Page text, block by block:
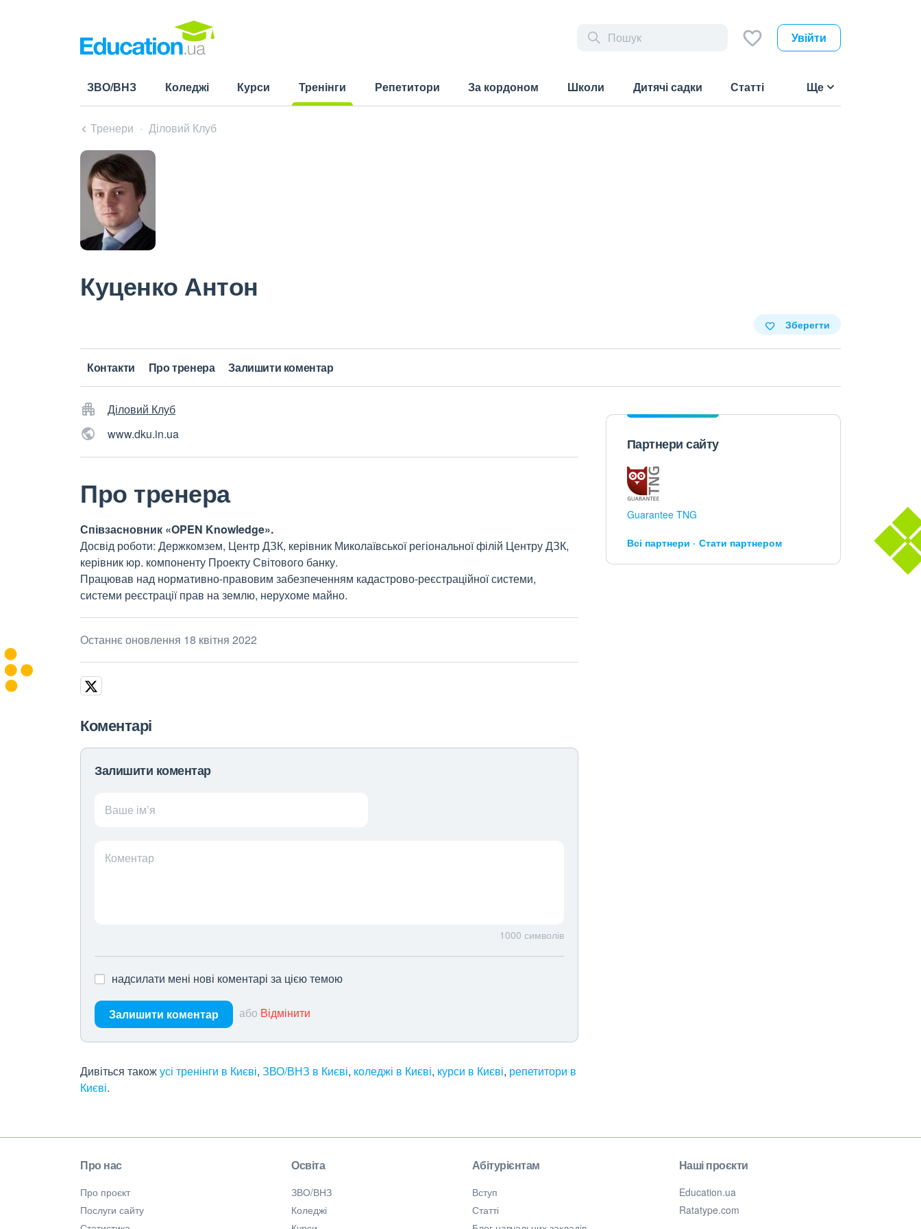
Увійти
ЗВО/ВНЗ Коледжі Курси
Тренінги
Репетитори За кордоном Школи Дитячі садки Статті Ще
Тренери Діловий Клуб
Куценко Антон
Зберегти
Контакти Про тренера Залишити коментар
Діловий Клуб
www.dku.in.ua
Про тренера
Співзасновник «OPEN Knowledge».
Досвід роботи: Держкомзем, Центр ДЗК, керівник Миколаївської регіональної філій Центру ДЗК,
керівник юр. компоненту Проекту Світового банку.
Працював над нормативно-правовим забезпеченням кадастрово-реєстраційної системи,
системи реєстрації прав на землю, нерухоме майно.
Останнє оновлення 18 квітня 2022
Коментарі
Залишити коментар
Ваше ім’я
Коментар
1000 символів
надсилати мені нові коментарі за цією темою
Залишити коментар або Відмінити
Дивіться такожусі тренінги в Києві, ЗВО/ВНЗ в Києві, коледжі в Києві, курси в Києві, репетитори в
Києві.
Партнери сайту
Guarantee TNG
Всі партнери Стати партнером
Про нас
Про проєкт
Послуги сайту
Освіта
ЗВО/ВНЗ
Коледжі
Абітурієнтам
Вступ
Статті
Наші проєкти
Education.ua
Ratatype.com